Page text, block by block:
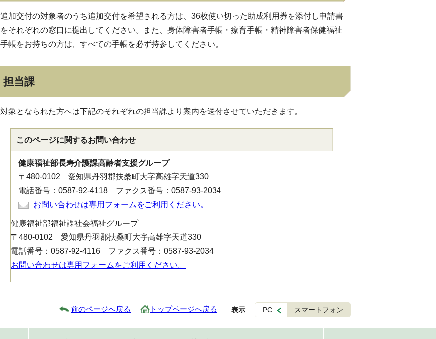
追加交付の対象者のうち追加交付を希望される方は、36枚使い切った助成利用券を添付し申請書
をそれぞれの窓口に提出してください。また、身体障害者手帳・療育手帳・精神障害者保健福祉
手帳をお持ちの方は、すべての手帳を必ず持参してください。
担当課
対象となられた方へは下記のそれぞれの担当課より案内を送付させていただきます。
このページに関するお問い合わせ
健康福祉部長寿介護課高齢者支援グループ
〒480-0102 愛知県丹羽郡扶桑町大字高雄字天道330
電話番号：0587-92-4118 ファクス番号：0587-93-2034
お問い合わせは専用フォームをご利用ください。
健康福祉部福祉課社会福祉グループ
〒480-0102 愛知県丹羽郡扶桑町大字高雄字天道330
電話番号：0587-92-4116 ファクス番号：0587-93-2034
お問い合わせは専用フォームをご利用ください。
前のページへ戻る トップページへ戻る 表示 PC スマートフォン